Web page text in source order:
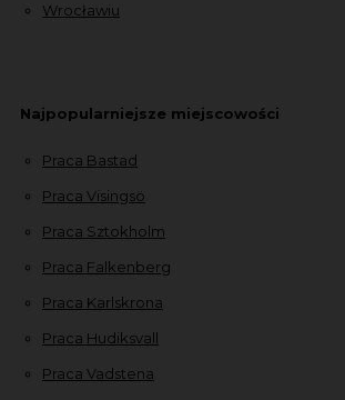
Wrocławiu
Najpopularniejsze miejscowości
Praca Bastad
Praca Visingsö
Praca Sztokholm
Praca Falkenberg
Praca Karlskrona
Praca Hudiksvall
Praca Vadstena